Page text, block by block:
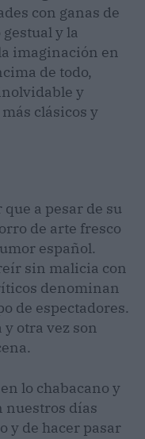
con ganas de
y la
imaginación en
de todo,
y
clásicos y
a pesar de su
de arte fresco
español.
sin malicia con
denominan
de espectadores.
otra vez son
lo chabacano y
nuestros días
y de hacer pasar